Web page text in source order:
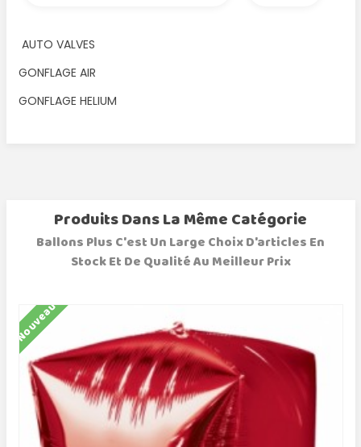
AUTO VALVES
GONFLAGE AIR
GONFLAGE HELIUM
Produits Dans La Même Catégorie
Ballons Plus C'est Un Large Choix D'articles En
Stock Et De Qualité Au Meilleur Prix
Nouveau